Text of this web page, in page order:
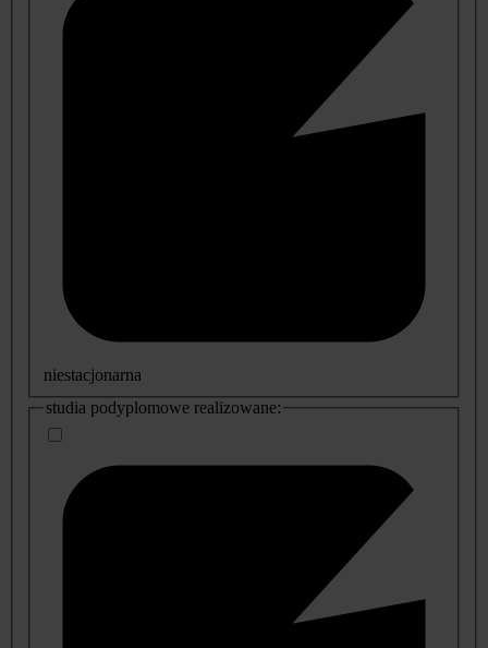
niestacjonarna
studia podyplomowe realizowane: